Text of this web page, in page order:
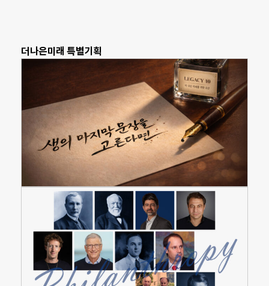
더나은미래 특별기획